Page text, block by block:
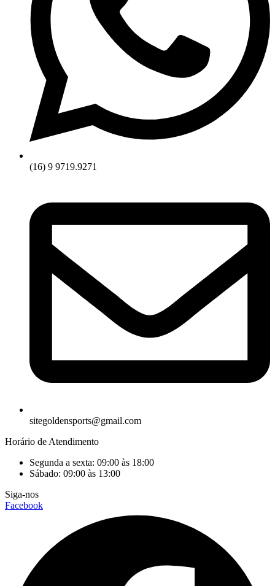
(16) 9 9719.9271
sitegoldensports@gmail.com
Horário de Atendimento
Segunda a sexta: 09:00 às 18:00
Sábado: 09:00 às 13:00
Siga-nos
Facebook